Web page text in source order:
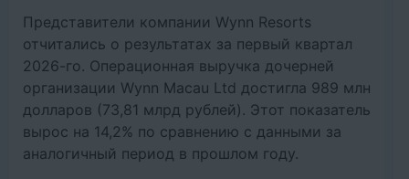
Представители компании Wynn Resorts
отчитались о результатах за первый квартал
2026-го. Операционная выручка дочерней
организации Wynn Macau Ltd достигла 989 млн
долларов (73,81 млрд рублей). Этот показатель
вырос на 14,2% по сравнению с данными за
аналогичный период в прошлом году.